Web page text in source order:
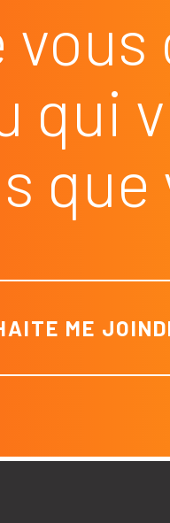
qui
que
ME